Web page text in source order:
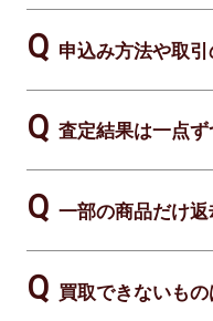
申込み方法や取引
査定結果は一点
一部の商品だけ
買取できないもの